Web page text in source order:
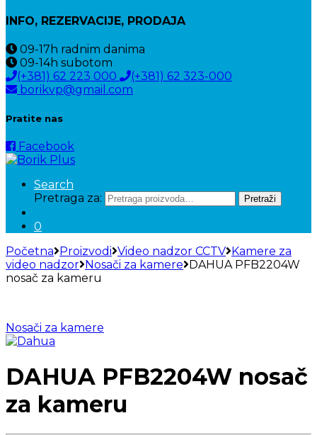
INFO, REZERVACIJE, PRODAJA
09-17h radnim danima
09-14h subotom
(+381) 62 223 000
(+381) 62 323-000
borikvp@gmail.com
Pratite nas
Facebook
Search
Pretraga za:
Pretraži
0
Početna Proizvodi Video nadzor CCTV Kamere za
video nadzor Nosači za kamere DAHUA PFB2204W
nosač za kameru
Nosači za kamere
DAHUA PFB2204W nosač
za kameru